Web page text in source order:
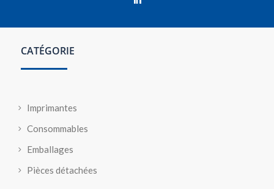
CATÉGORIE
Imprimantes
Consommables
Emballages
Pièces détachées